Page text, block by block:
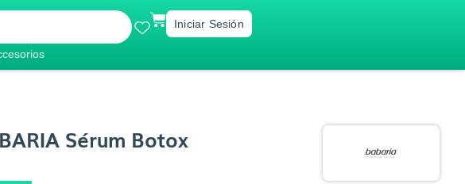
CARTIniciar Sesión
Sérum Botox